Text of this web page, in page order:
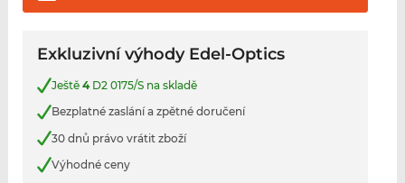
Exkluzivní výhody Edel-Optics
Ještě 4D2 0175/S na skladě
Bezplatné zaslání a zpětné doručení
30 dnů právo vrátit zboží
Výhodné ceny